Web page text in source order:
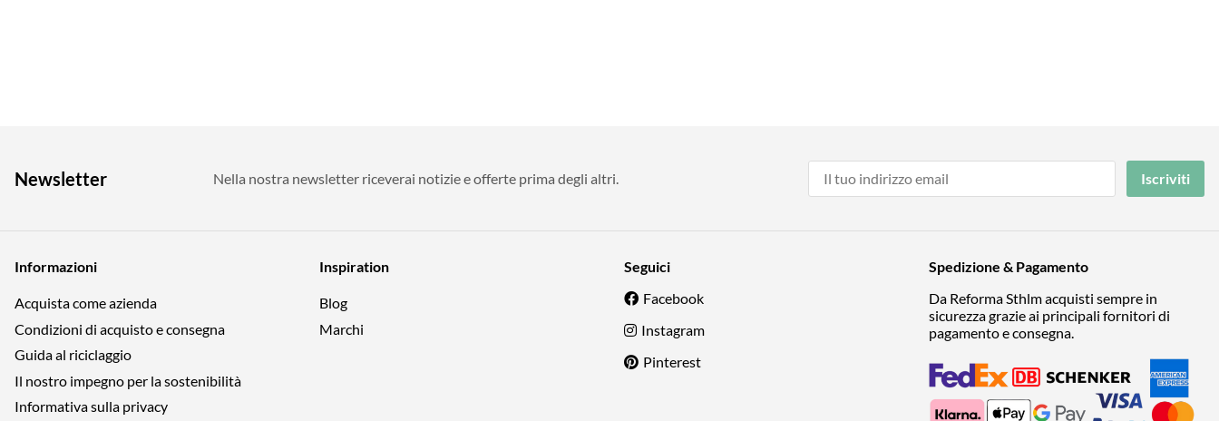
Newsletter Nella nostra newsletter riceverai notizie e offerte prima degli altri. Iscriviti
Informazioni
Acquista come azienda
Condizioni di acquisto e consegna
Guida al riciclaggio
Il nostro impegno per la sostenibilità
Informativa sulla privacy
Inspiration
Blog
Marchi
Seguici
Facebook
Instagram
Pinterest
Spedizione & Pagamento
Da Reforma Sthlm acquisti sempre in
sicurezza grazie ai principali fornitori di
pagamento e consegna.